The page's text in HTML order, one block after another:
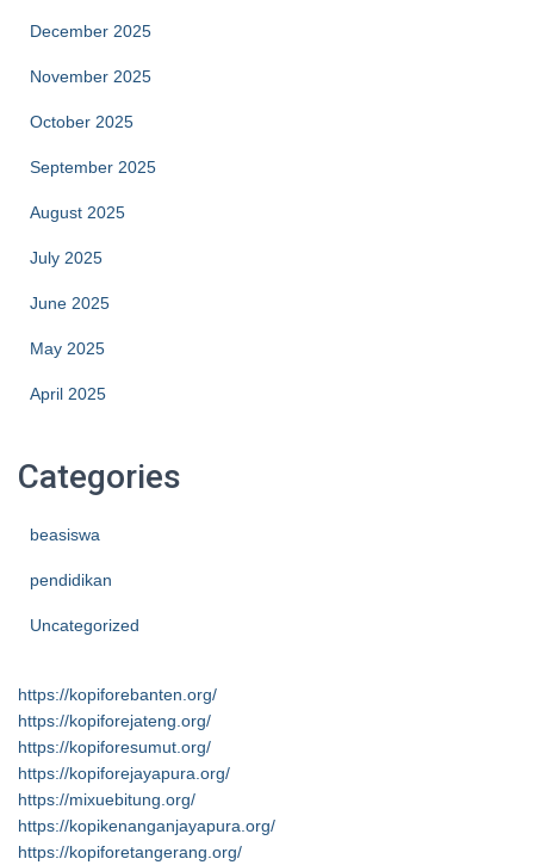
December 2025
November 2025
October 2025
September 2025
August 2025
July 2025
June 2025
May 2025
April 2025
Categories
beasiswa
pendidikan
Uncategorized
https://kopiforebanten.org/
https://kopiforejateng.org/
https://kopiforesumut.org/
https://kopiforejayapura.org/
https://mixuebitung.org/
https://kopikenanganjayapura.org/
https://kopiforetangerang.org/